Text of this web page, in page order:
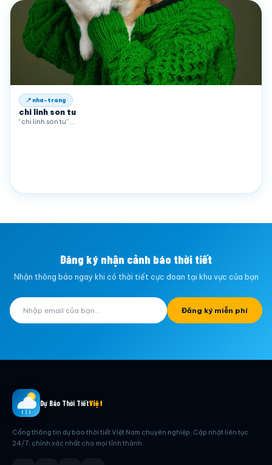
📍 nha-trang
chi linh son tu
“chi linh son tu” …
Đăng ký nhận cảnh báo thời tiết
Nhận thông báo ngay khi có thời tiết cực đoan tại khu vực của bạn
Đăng ký miễn phí
Dự Báo Thời TiếtViệt
Cổng thông tin dự báo thời tiết Việt Nam chuyên nghiệp. Cập nhật liên tục
24/7, chính xác nhất cho mọi tỉnh thành.